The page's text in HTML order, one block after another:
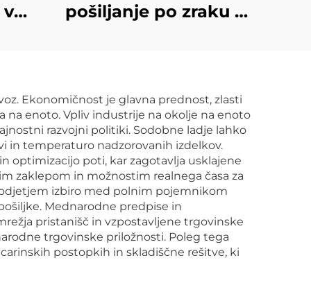
v
pošiljanje po zraku iz
Ekonomičnost je glavna prednost, zlasti
na enoto. Vpliv industrije na okolje na enoto
razvojni politiki. Sodobne ladje lahko
in temperaturo nadzorovanih izdelkov.
optimizacijo poti, kar zagotavlja usklajene
zaklepom in možnostim realnega časa za
izbiro med polnim pojemnikom
Mednarodne predpise in
pristanišč in vzpostavljene trgovinske
trgovinske priložnosti. Poleg tega
postopkih in skladiščne rešitve, ki